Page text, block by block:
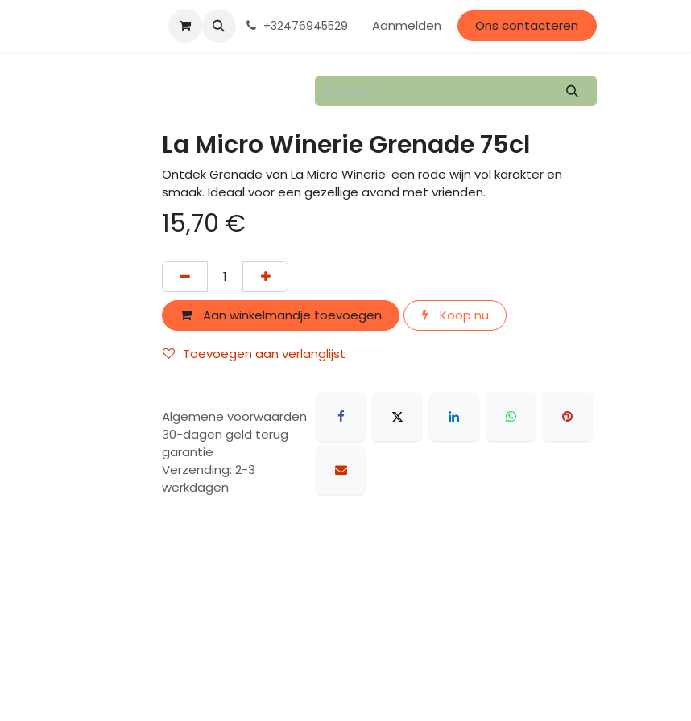
Over ons Contact Gallerij Evenementen Afspraak
+32476945529 Aanmelden Ons contacteren
La Micro Winerie Grenade 75cl
Ontdek Grenade van La Micro Winerie: een rode wijn vol karakter en
smaak. Ideaal voor een gezellige avond met vrienden.
15,70 €
Aan winkelmandje toevoegen Koop nu
Toevoegen aan verlanglijst
Algemene voorwaarden
30-dagen geld terug
garantie
Verzending: 2-3
werkdagen